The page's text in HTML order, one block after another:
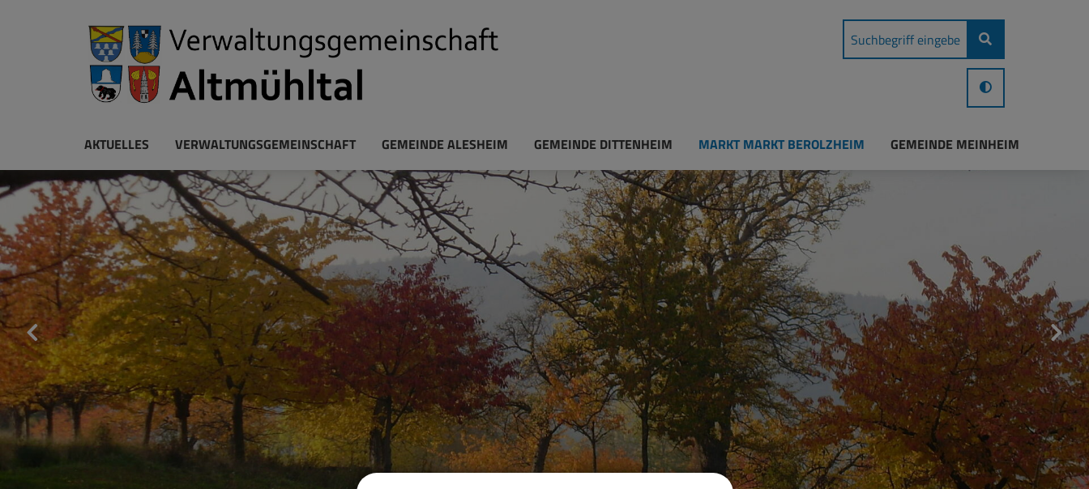
AKTUELLES VERWALTUNGSGEMEINSCHAFT GEMEINDE ALESHEIM GEMEINDE DITTENHEIM MARKT MARKT BEROLZHEIM GEMEINDE MEINHEIM